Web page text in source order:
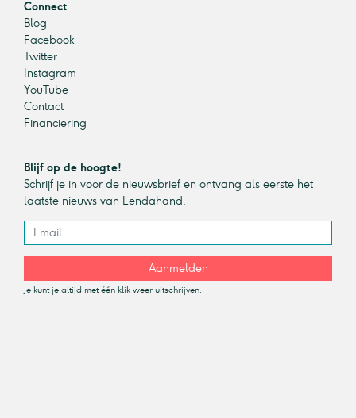
Connect
Blog
Facebook
Twitter
Instagram
YouTube
Contact
Financiering
Blijf op de hoogte!
Schrijf je in voor de nieuwsbrief en ontvang als eerste het
laatste nieuws van Lendahand.
Aanmelden
Je kunt je altijd met één klik weer uitschrijven.